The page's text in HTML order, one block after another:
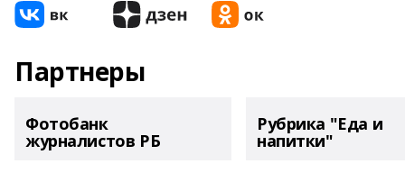
Партнеры
Фотобанк
журналистов РБ
Рубрика "Еда и
напитки"